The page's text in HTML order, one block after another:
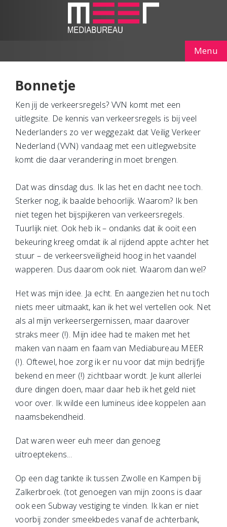
Menu
Bonnetje
Ken jij de verkeersregels? VVN komt met een
uitlegsite. De kennis van verkeersregels is bij veel
Nederlanders zo ver weggezakt dat Veilig Verkeer
Nederland (VVN) vandaag met een uitlegwebsite
komt die daar verandering in moet brengen.
Dat was dinsdag dus. Ik las het en dacht nee toch.
Sterker nog, ik baalde behoorlijk. Waarom? Ik ben
niet tegen het bijspijkeren van verkeersregels.
Tuurlijk niet. Ook heb ik – ondanks dat ik ooit een
bekeuring kreeg omdat ik al rijdend appte achter het
stuur – de verkeersveiligheid hoog in het vaandel
wapperen. Dus daarom ook niet. Waarom dan wel?
Het was mijn idee. Ja echt. En aangezien het nu toch
niets meer uitmaakt, kan ik het wel vertellen ook. Net
als al mijn verkeersergernissen, maar daarover
straks meer (!). Mijn idee had te maken met het
maken van naam en faam van Mediabureau MEER
(!). Oftewel, hoe zorg ik er nu voor dat mijn bedrijfje
bekend en meer (!) zichtbaar wordt. Je kunt allerlei
dure dingen doen, maar daar heb ik het geld niet
voor over. Ik wilde een lumineus idee koppelen aan
naamsbekendheid.
Dat waren weer euh meer dan genoeg
uitroeptekens...
Op een dag tankte ik tussen Zwolle en Kampen bij
Zalkerbroek. (tot genoegen van mijn zoons is daar
ook een Subway vestiging te vinden. Ik kan er niet
voorbij zonder smeekbedes vanaf de achterbank,